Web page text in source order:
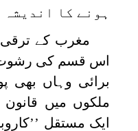
ہونے کا اندیشہ
مغرب کے ترقی
اس قسم کی رشوت
برائی وہاں بھی
ملکوں میں
ایک مستقل